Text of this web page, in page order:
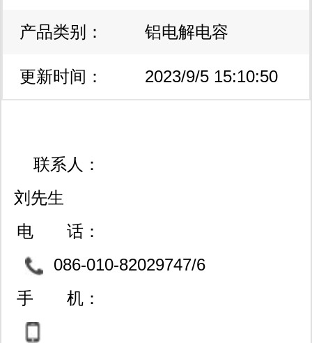
区
产品类别： 铝电解电容
更新时间： 2023/9/5 15:10:50
联系人：
刘先生
电 话：
086-010-82029747/6
2013408/82028948
手 机：